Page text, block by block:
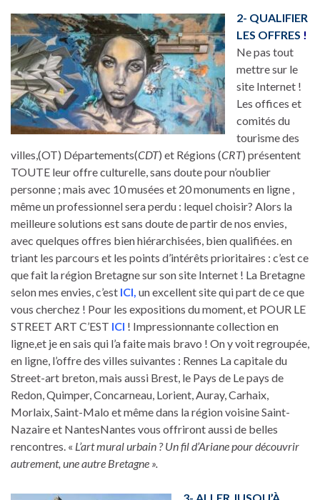
2- QUALIFIER
LES OFFRES !
Ne pas tout
mettre sur le
site Internet !
Les offices et
comités du
tourisme des
villes,(OT) Départements(CDT) et Régions (CRT) présentent
TOUTE leur offre culturelle, sans doute pour n’oublier
personne ; mais avec 10 musées et 20 monuments en ligne ,
même un professionnel sera perdu : lequel choisir? Alors la
meilleure solutions est sans doute de partir de nos envies,
avec quelques offres bien hiérarchisées, bien qualifiées. en
triant les parcours et les points d’intérêts prioritaires : c’est ce
que fait la région Bretagne sur son site Internet ! La Bretagne
selon mes envies, c’est ICI, un excellent site qui part de ce que
vous cherchez ! Pour les expositions du moment, et POUR LE
STREET ART C’EST ICI ! Impressionnante collection en
ligne,et je en sais qui l’a faite mais bravo ! On y voit regroupée,
en ligne, l’offre des villes suivantes : Rennes La capitale du
Street-art breton, mais aussi Brest, le Pays de Le pays de
Redon, Quimper, Concarneau, Lorient, Auray, Carhaix,
Morlaix, Saint-Malo et même dans la région voisine Saint-
Nazaire et NantesNantes vous offriront aussi de belles
rencontres. « L’art mural urbain ? Un fil d’Ariane pour découvrir
autrement, une autre Bretagne ».